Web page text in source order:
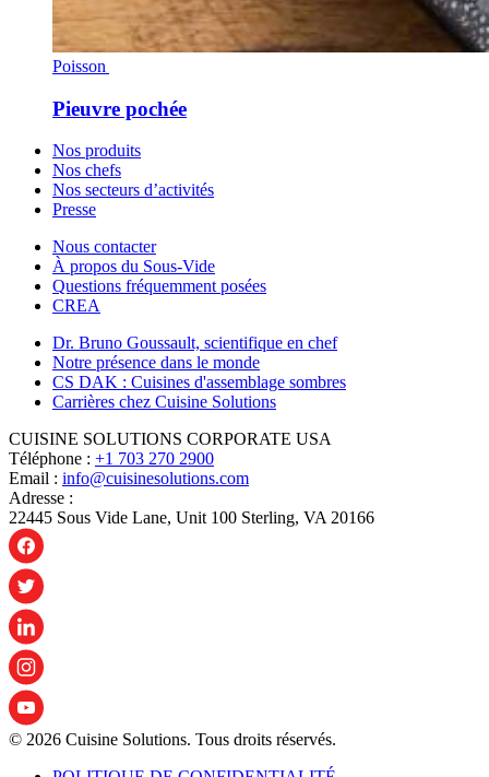
Poisson
Pieuvre pochée
Nos produits
Nos chefs
Nos secteurs d’activités
Presse
Nous contacter
À propos du Sous-Vide
Questions fréquemment posées
CREA
Dr. Bruno Goussault, scientifique en chef
Notre présence dans le monde
CS DAK : Cuisines d'assemblage sombres
Carrières chez Cuisine Solutions
CUISINE SOLUTIONS CORPORATE USA
Téléphone : +1 703 270 2900
Email : info@cuisinesolutions.com
Adresse :
22445 Sous Vide Lane, Unit 100 Sterling, VA 20166
© 2026 Cuisine Solutions. Tous droits réservés.